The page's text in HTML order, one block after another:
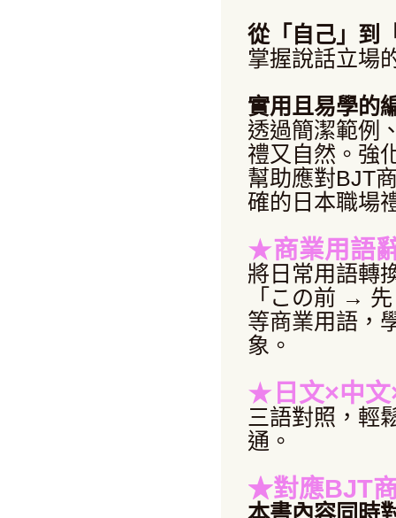
從「自己」到
掌握說話立場
實用且易學的
透過簡潔範例
禮又自然。強
幫助應對BJT
確的日本職場
★商業用語
將日常用語轉
「この前 →
等商業用語，
象。
★ 日文×中
三語對照，輕
通。
★對應BJT
本書內容同時